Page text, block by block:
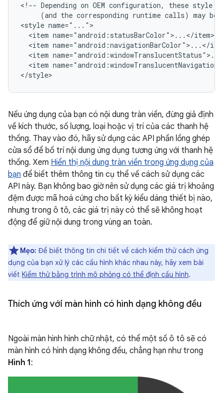
<!-- Depending on OEM configuration, these style
(and the corresponding runtime calls) may be
<style
<item
<item
<item
<item
Nếu ứng dụng của bạn có nội dung tràn viền, đừng giả định
về kích thước, số lượng, loại hoặc vị trí của các thanh hệ
thống. Thay vào đó, hãy sử dụng các API phần lồng ghép
cửa sổ để bố trí nội dung ứng dụng tương ứng với thanh hệ
thống. Xem Hiển thị nội dung tràn viền trong ứng dụng của
bạn để biết thêm thông tin cụ thể về cách sử dụng các
API này. Bạn không bao giờ nên sử dụng các giá trị khoảng
đệm được mã hoá cứng cho bất kỳ kiểu dáng thiết bị nào,
nhưng trong ô tô, các giá trị này có thể sẽ không hoạt
động để giữ nội dung trong vùng an toàn.
Mẹo: Để biết thông tin chi tiết về cách kiểm thử cách ứng
dụng của bạn xử lý các cấu hình khác nhau này, hãy xem bài
viết Kiểm thử bằng trình mô phỏng có thể định cấu hình.
Thích ứng với màn hình có hình dạng không đều
Ngoài màn hình hình chữ nhật, có thể một số ô tô sẽ có
màn hình có hình dạng không đều, chẳng hạn như trong
Hình 1: